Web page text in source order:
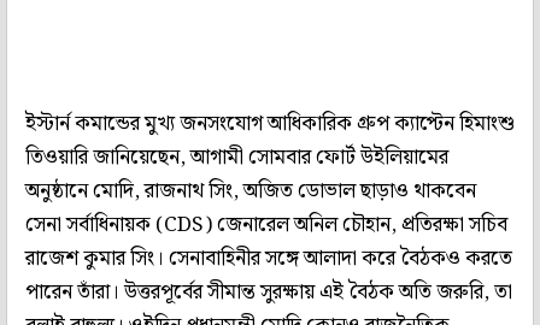
ইস্টার্ন কমান্ডের মুখ্য জনসংযোগ আধিকারিক গ্রুপ ক্যাপ্টেন হিমাংশু
তিওয়ারি জানিয়েছেন, আগামী সোমবার ফোর্ট উইলিয়ামের
অনুষ্ঠানে মোদি, রাজনাথ সিং, অজিত ডোভাল ছাড়াও থাকবেন
সেনা সর্বাধিনায়ক (CDS) জেনারেল অনিল চৌহান, প্রতিরক্ষা সচিব
রাজেশ কুমার সিং। সেনাবাহিনীর সঙ্গে আলাদা করে বৈঠকও করতে
পারেন তাঁরা। উত্তরপূর্বের সীমান্ত সুরক্ষায় এই বৈঠক অতি জরুরি, তা